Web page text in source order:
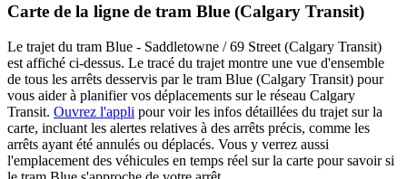
Carte de la ligne de tram Blue (Calgary Transit)
Le trajet du tram Blue - Saddletowne / 69 Street (Calgary Transit)
est affiché ci-dessus. Le tracé du trajet montre une vue d'ensemble
de tous les arrêts desservis par le tram Blue (Calgary Transit) pour
vous aider à planifier vos déplacements sur le réseau Calgary
Transit. Ouvrez l'appli pour voir les infos détaillées du trajet sur la
carte, incluant les alertes relatives à des arrêts précis, comme les
arrêts ayant été annulés ou déplacés. Vous y verrez aussi
l'emplacement des véhicules en temps réel sur la carte pour savoir si